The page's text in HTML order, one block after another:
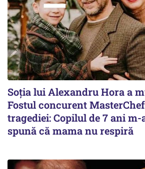
Soția lui Alexandru Hora a
Fostul concurent
tragediei: Copilul de 7 ani
spună că mama nu respiră